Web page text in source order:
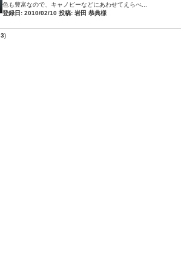
色も豊富なので、キャノピーなどにあわせてえらべ...
登録日: 2010/02/10 投稿: 岩田 恭典様
3)